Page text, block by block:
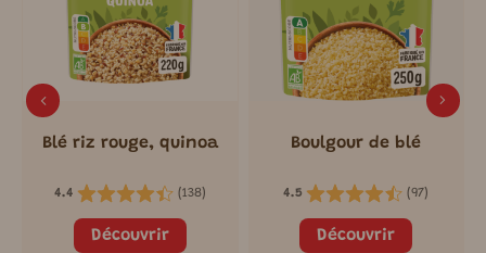
Blé riz rouge, quinoa
4.4 (138)
Découvrir
Boulgour de blé
4.5 (97)
Découvrir